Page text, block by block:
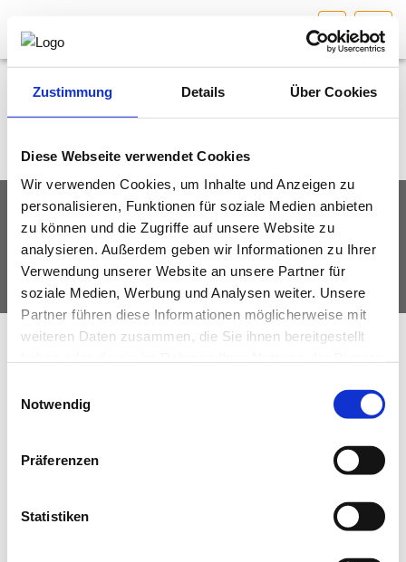
Zustimmung Details Über Cookies
Diese Webseite verwendet Cookies
Wir verwenden Cookies, um Inhalte und Anzeigen zu
personalisieren, Funktionen für soziale Medien anbieten
zu können und die Zugriffe auf unsere Website zu
analysieren. Außerdem geben wir Informationen zu Ihrer
Verwendung unserer Website an unsere Partner für
soziale Medien, Werbung und Analysen weiter. Unsere
Partner führen diese Informationen möglicherweise mit
weiteren Daten zusammen, die Sie ihnen bereitgestellt
Notwendig
Präferenzen
Statistiken
W
Bundesland auswählen HOME
DAS INGENIEURBÜRO
INTERESSEN­VERTRETUNG
MITGLIEDER­VERZEICHNIS
SERVICE
IMPRESSUM DATENSCHUTZ
© Fachverband Ingenieurbüros Österreich